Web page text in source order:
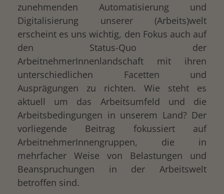
zunehmenden Automatisierung und
Digitalisierung unserer (Arbeits)welt
erscheint es uns wichtig, den Fokus auch auf
den Status-Quo der
ArbeitnehmerInnenlandschaft mit ihren
unterschiedlichen Facetten und
Ausprägungen zu richten. Wie steht es
aktuell um das Arbeitsumfeld und die
Arbeitsbedingungen in unserem Land? Der
vorliegende Beitrag fokussiert auf
ArbeitnehmerInnengruppen, die in
mehrfacher Weise von Belastungen und
Beanspruchungen in der Arbeitswelt
betroffen sind.